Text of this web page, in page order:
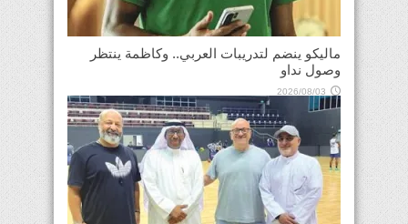
ماليكو ينضم لتدريبات العربي.. وكاظمة ينتظر
وصول نداو
2026/08/03